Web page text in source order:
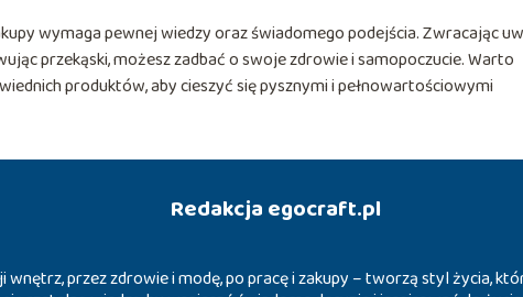
wymaga pewnej wiedzy oraz świadomego podejścia. Zwracając
przekąski, możesz zadbać o swoje zdrowie i samopoczucie. Warto
produktów, aby cieszyć się pysznymi i pełnowartościowymi
Redakcja egocraft.pl
przez zdrowie i modę, po pracę i zakupy – tworzą styl życia,